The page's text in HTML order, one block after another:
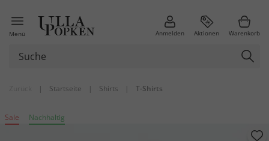
Menü Anmelden Aktionen Warenkorb
| Startseite | Shirts | T-Shirts
Sale Nachhaltig